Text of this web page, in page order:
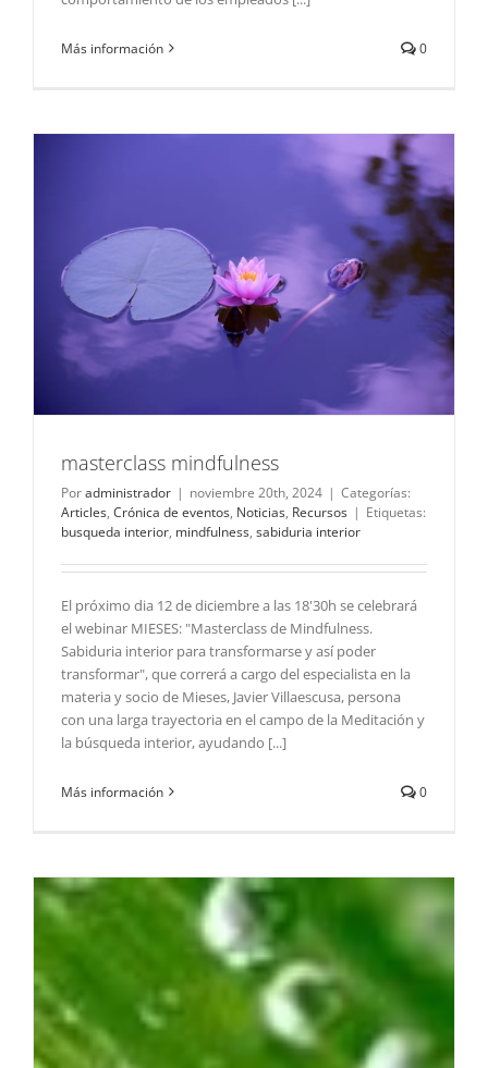
Más información 0
masterclass mindfulness
Poradministrador | noviembre 20th, 2024 | Categorías:
Articles, Crónica de eventos, Noticias, Recursos | Etiquetas:
busqueda interior, mindfulness, sabiduria interior
El próximo dia 12 de diciembre a las 18'30h se celebrará
el webinar MIESES: "Masterclass de Mindfulness.
Sabiduria interior para transformarse y así poder
transformar", que correrá a cargo del especialista en la
materia y socio de Mieses, Javier Villaescusa, persona
con una larga trayectoria en el campo de la Meditación y
la búsqueda interior, ayudando [...]
Más información 0